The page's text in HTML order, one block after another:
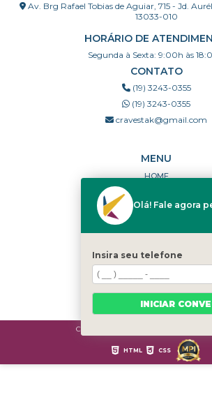
Av. Brg Rafael Tobias de Aguiar, 715 - Jd.
13033-010
HORÁRIO DE
Segunda à Sexta: 9:00h às
CONTATO
(19) 3243-0355
(19) 3243-0355
cravestak@gmail.com
MENU
HOME
PORTFÓLIO
DÚVIDAS FREQUENTES
CATEGORIAS
MAPA DO SITE
Copyright © Cravestak. (Lei 9610 de 19/
HTML CSS
Olá! Fale agora
Insira seu telefone
INICIAR